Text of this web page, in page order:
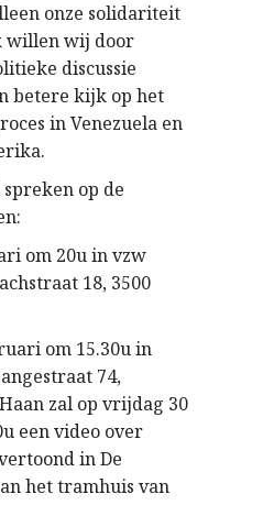
onze solidariteit
willen wij door
discussie
betere kijk op het
in Venezuela en
op de
om 20u in vzw
18, 3500
om 15.30u in
74,
zal op vrijdag 30
een video over
in De
het tramhuis van